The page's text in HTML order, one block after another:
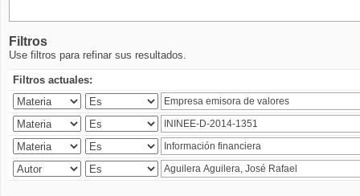
Filtros
Use filtros para refinar sus resultados.
Filtros actuales: